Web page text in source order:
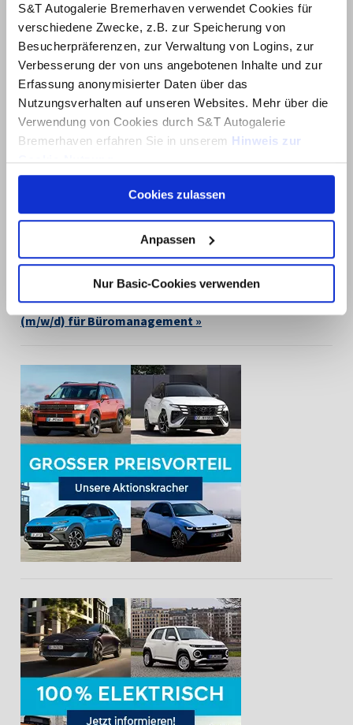
S&T Autogalerie Bremerhaven verwendet Cookies für
verschiedene Zwecke, z.B. zur Speicherung von
Besucherpräferenzen, zur Verwaltung von Logins, zur
Verbesserung der von uns angebotenen Inhalte und zur
Erfassung anonymisierter Daten über das
Nutzungsverhalten auf unseren Websites. Mehr über die
Verwendung von Cookies durch S&T Autogalerie
Bremerhaven erfahren Sie in unserem Hinweis zur
Cookie-Nutzung.
Über dieses Banner können Sie auswählen, welche
Cookies von dieser Website Sie akzeptieren möchten.
Bitte beachten Sie, dass die Deaktivierung von Cookies
dazu führen kann, dass einige Inhalte der Website anders
Computer oder Gerät ermöglicht es Ihnen
Cookies automatisch abzulehnen. Mehr Informationen
Cookies zulassen
Anpassen
Nur Basic-Cookies verwenden
Jeden Sonntag von 11:00 bis 17:00 Uhr
Kein Verkauf oder Verkaufsberatung möglich
Telefon:0471 308 340 0
Mail:info@hyundaibremerhaven.de
Kontaktieren Sie uns!
Ausbildung zur/zum Kauffrau/-mann
(m/w/d) für Büromanagement »